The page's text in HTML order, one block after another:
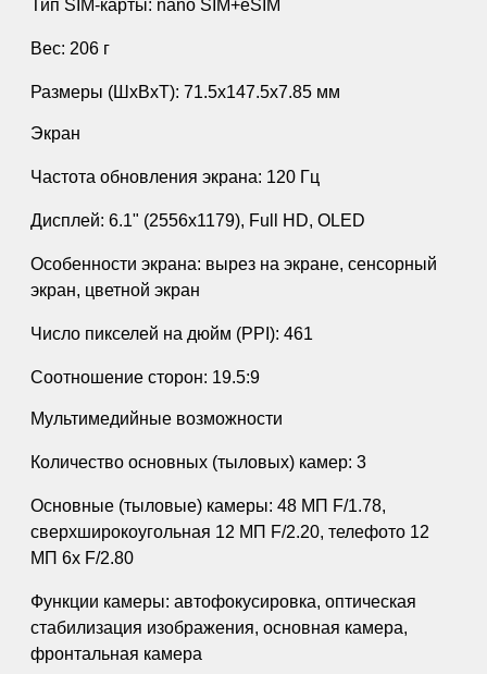
Тип SIM-карты: nano SIM+eSIM
Вес: 206 г
Размеры (ШxВxТ): 71.5x147.5x7.85 мм
Экран
Частота обновления экрана: 120 Гц
Дисплей: 6.1" (2556x1179), Full HD, OLED
Особенности экрана: вырез на экране, сенсорный
экран, цветной экран
Число пикселей на дюйм (PPI): 461
Соотношение сторон: 19.5:9
Мультимедийные возможности
Количество основных (тыловых) камер: 3
Основные (тыловые) камеры: 48 МП F/1.78,
сверхширокоугольная 12 МП F/2.20, телефото 12
МП 6x F/2.80
Функции камеры: автофокусировка, оптическая
стабилизация изображения, основная камера,
фронтальная камера